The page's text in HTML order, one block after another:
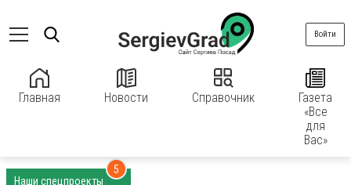
Главная Новости Справочник
Газета
«Все
для
Вас»
Войти
Наши спецпроекты
5